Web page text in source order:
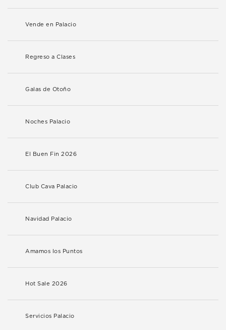
Vende en Palacio
Regreso a Clases
Galas de Otoño
Noches Palacio
El Buen Fin 2026
Club Cava Palacio
Navidad Palacio
Amamos los Puntos
Hot Sale 2026
Servicios Palacio